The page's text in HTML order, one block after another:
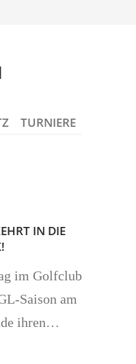
TURNIERE
IN DIE
im Golfclub
Saison am
ihren…